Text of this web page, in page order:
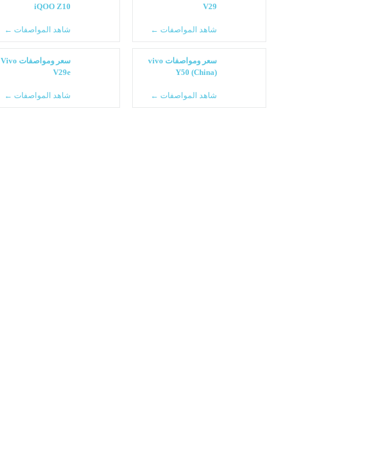
V29
شاهد المواصفات ←
iQOO Z10
شاهد المواصفات ←
سعر ومواصفات vivo
Y50 (China)
شاهد المواصفات ←
سعر ومواصفات Vivo
V29e
شاهد المواصفات ←